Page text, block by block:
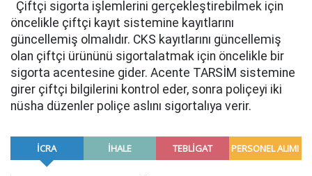
Çiftçi sigorta işlemlerini gerçekleştirebilmek için
öncelikle çiftçi kayıt sistemine kayıtlarını
güncellemiş olmalıdır. CKS kayıtlarını güncellemiş
olan çiftçi ürününü sigortalatmak için öncelikle bir
sigorta acentesine gider. Acente TARSİM sistemine
girer çiftçi bilgilerini kontrol eder, sonra poliçeyi iki
nüsha düzenler poliçe aslını sigortalıya verir.